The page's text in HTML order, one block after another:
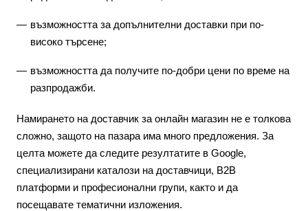
възможността за допълнителни доставки при по-
високо търсене;
възможността да получите по-добри цени по време на
разпродажби.
Намирането на доставчик за онлайн магазин не е толкова
сложно, защото на пазара има много предложения. За
целта можете да следите резултатите в Google,
специализирани каталози на доставчици, B2B
платформи и професионални групи, както и да
посещавате тематични изложения.